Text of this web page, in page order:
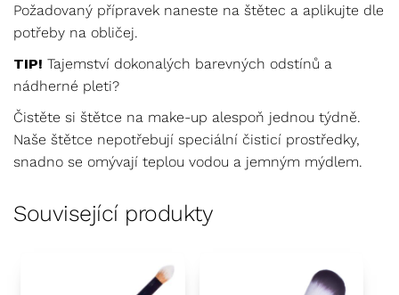
Požadovaný přípravek naneste na štětec a aplikujte dle
potřeby na obličej.
TIP! Tajemství dokonalých barevných odstínů a
nádherné pleti?
Čistěte si štětce na make-up alespoň jednou týdně.
Naše štětce nepotřebují speciální čisticí prostředky,
snadno se omývají teplou vodou a jemným mýdlem.
Související produkty